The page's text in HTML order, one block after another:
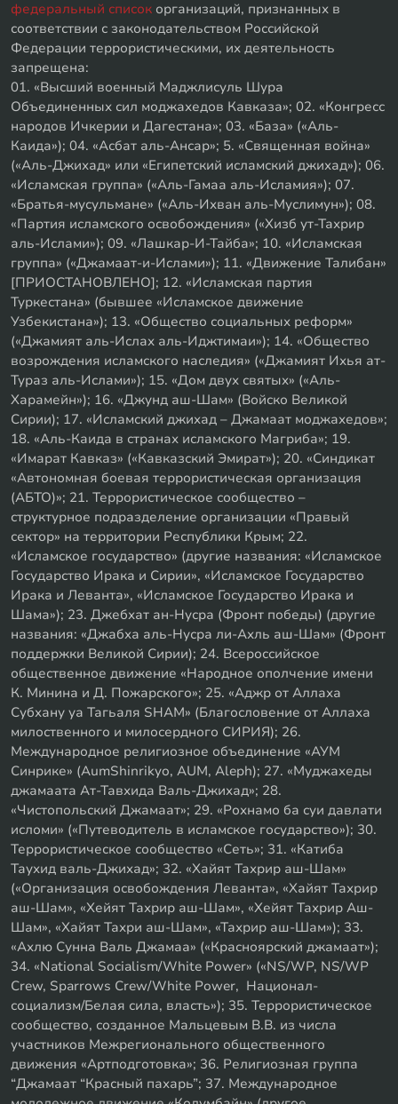
федеральный список организаций, признанных в
соответствии с законодательством Российской
Федерации террористическими, их деятельность
запрещена:
01. «Высший военный Маджлисуль Шура
Объединенных сил моджахедов Кавказа»; 02. «Конгресс
народов Ичкерии и Дагестана»; 03. «База» («Аль-
Каида»); 04. «Асбат аль-Ансар»; 5. «Священная война»
(«Аль-Джихад» или «Египетский исламский джихад»); 06.
«Исламская группа» («Аль-Гамаа аль-Исламия»); 07.
«Братья-мусульмане» («Аль-Ихван аль-Муслимун»); 08.
«Партия исламского освобождения» («Хизб ут-Тахрир
аль-Ислами»); 09. «Лашкар-И-Тайба»; 10. «Исламская
группа» («Джамаат-и-Ислами»); 11. «Движение Талибан»
[ПРИОСТАНОВЛЕНО]; 12. «Исламская партия
Туркестана» (бывшее «Исламское движение
Узбекистана»); 13. «Общество социальных реформ»
(«Джамият аль-Ислах аль-Иджтимаи»); 14. «Общество
возрождения исламского наследия» («Джамият Ихья ат-
Тураз аль-Ислами»); 15. «Дом двух святых» («Аль-
Харамейн»); 16. «Джунд аш-Шам» (Войско Великой
Сирии); 17. «Исламский джихад – Джамаат моджахедов»;
18. «Аль-Каида в странах исламского Магриба»; 19.
«Имарат Кавказ» («Кавказский Эмират»); 20. «Синдикат
«Автономная боевая террористическая организация
(АБТО)»; 21. Террористическое сообщество –
структурное подразделение организации «Правый
сектор» на территории Республики Крым; 22.
«Исламское государство» (другие названия: «Исламское
Государство Ирака и Сирии», «Исламское Государство
Ирака и Леванта», «Исламское Государство Ирака и
Шама»); 23. Джебхат ан-Нусра (Фронт победы) (другие
названия: «Джабха аль-Нусра ли-Ахль аш-Шам» (Фронт
поддержки Великой Сирии); 24. Всероссийское
общественное движение «Народное ополчение имени
К. Минина и Д. Пожарского»; 25. «Аджр от Аллаха
Субхану уа Тагьаля SHAM» (Благословение от Аллаха
милоственного и милосердного СИРИЯ); 26.
Международное религиозное объединение «АУМ
Синрике» (AumShinrikyo, AUM, Aleph); 27. «Муджахеды
джамаата Ат-Тавхида Валь-Джихад»; 28.
«Чистопольский Джамаат»; 29. «Рохнамо ба суи давлати
исломи» («Путеводитель в исламское государство»); 30.
Террористическое сообщество «Сеть»; 31. «Катиба
Таухид валь-Джихад»; 32. «Хайят Тахрир аш-Шам»
(«Организация освобождения Леванта», «Хайят Тахрир
аш-Шам», «Хейят Тахрир аш-Шам», «Хейят Тахрир Аш-
Шам», «Хайят Тахри аш-Шам», «Тахрир аш-Шам»); 33.
«Ахлю Сунна Валь Джамаа» («Красноярский джамаат»);
34. «National Socialism/White Power» («NS/WP, NS/WP
Crew, Sparrows Crew/White Power, Национал-
социализм/Белая сила, власть»); 35. Террористическое
сообщество, созданное Мальцевым В.В. из числа
участников Межрегионального общественного
движения «Артподготовка»; 36. Религиозная группа
“Джамаат “Красный пахарь”; 37. Международное